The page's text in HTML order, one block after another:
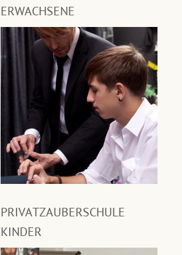
ERWACHSENE
PRIVATZAUBERSCHULE
KINDER